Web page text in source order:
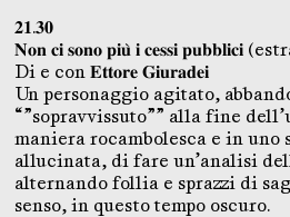
𝟐𝟏.𝟑𝟎
𝐍𝐨𝐧 𝐜𝐢 𝐬𝐨𝐧𝐨 𝐩𝐢𝐮̀ 𝐢 𝐜𝐞𝐬𝐬𝐢 𝐩𝐮𝐛𝐛𝐥𝐢𝐜𝐢
Di e con 𝐄𝐭𝐭𝐨𝐫𝐞 𝐆𝐢𝐮𝐫𝐚𝐝𝐞𝐢
Un personaggio agitato,
“”sopravvissuto”” alla fine
maniera rocambolesca e in uno
allucinata, di fare un’analisi
alternando follia e sprazzi di
senso, in questo tempo oscuro.